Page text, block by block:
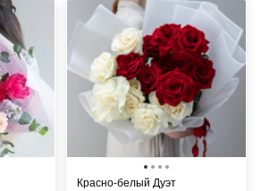
Красно-белый Дуэт